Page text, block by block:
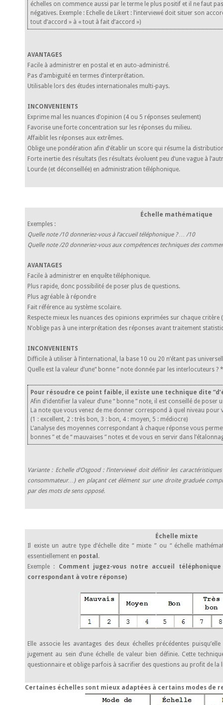
échelles on commence aussi par le terme le plus positif et il ne faut
négatives. Exemple : Echelle de Likert : l’interviewé doit situer son
tout d’accord » à « tout à fait d’accord »)
AVANTAGES
Facile à administrer en postal et en auto-administré.
Pas d’ambiguïté en termes d’interprétation.
Utilisable lors des études internationales multi-pays.
INCONVENIENTS
Exprime mal les nuances d’opinion (4 ou 5 réponses seulement)
Favorise une forte concentration sur les réponses du milieu.
Affaiblit les réponses aux extrêmes.
Oblige une pondération afin d’établir un score qui résume la
Forte inertie des résultats (les résultats évoluent peu d’une vague à
Lourde (et déconseillée) en administration téléphonique.
Échelle mathématique
Exemples :
Quelle note /10 donneriez-vous à l’accueil téléphonique ? … /10
Quelle note /20 donneriez-vous aux compétences techniques des
AVANTAGES
Facile à administrer en enquête téléphonique.
Plus rapide, donc possibilité de poser plus de questions.
Plus agréable à répondre
Fait référence au système scolaire.
Respecte mieux les nuances des opinions exprimées sur chaque critère
N’oblige pas à une interprétation des réponses avant traitement
INCONVENIENTS
Difficile à utiliser à l’international, la base 10 ou 20 n’étant pas
Quelle est la valeur d’une“ bonne ” note donnée par les interlocuteurs ?
Pour résoudre ce point faible, il existe une technique dite
Afin d’identifier la valeur d’une “ bonne ” note, il est conseillé de poser
La note que vous venez de me donner correspond à quel niveau pour
(1 : excellent, 2 : très bon, 3 : bon, 4 : moyen, 5 : médiocre)
L’analyse des moyennes correspondant à chaque réponse vous
bonnes ” et de “ mauvaises ” notes et de vous en servir dans
Variante : Echelle d’Osgood : l’interviewé doit définir les
consommateur…) en plaçant cet élément sur une droite graduée
par des mots de sens opposé.
Échelle mixte
Il existe un autre type d’échelle dite “ mixte ” ou “ échelle
essentiellement en postal .
Exemple : Comment jugez-vous notre accueil
correspondant à votre réponse)
Elle associe les avantages des deux échelles précédentes
jugement au sein d’une échelle de valeur bien définie. Cette
questionnaire et oblige parfois à sacrifier des questions au profit de la
Certaines échelles sont mieux adaptées à certains modes de